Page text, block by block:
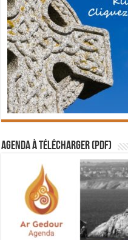
Agenda à télécharger (PDF)